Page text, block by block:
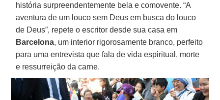
história surpreendentemente bela e comovente. “A
aventura de um louco sem Deus em busca do louco
de Deus”, repete o escritor desde sua casa em
Barcelona, um interior rigorosamente branco, perfeito
para uma entrevista que fala de vida espiritual, morte
e ressurreição da carne.